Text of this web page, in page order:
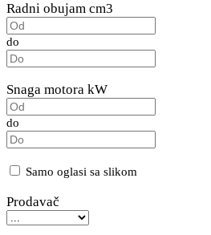
Radni obujam cm3
do
Snaga motora kW
do
Samo oglasi sa slikom
Prodavač